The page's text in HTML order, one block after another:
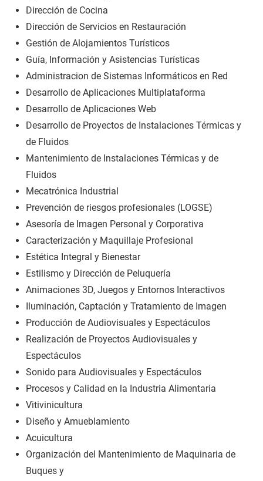
Dirección de Cocina
Dirección de Servicios en Restauración
Gestión de Alojamientos Turísticos
Guía, Información y Asistencias Turísticas
Administracion de Sistemas Informáticos en Red
Desarrollo de Aplicaciones Multiplataforma
Desarrollo de Aplicaciones Web
Desarrollo de Proyectos de Instalaciones Térmicas y
de Fluidos
Mantenimiento de Instalaciones Térmicas y de
Fluidos
Mecatrónica Industrial
Prevención de riesgos profesionales (LOGSE)
Asesoría de Imagen Personal y Corporativa
Caracterización y Maquillaje Profesional
Estética Integral y Bienestar
Estilismo y Dirección de Peluquería
Animaciones 3D, Juegos y Entornos Interactivos
Iluminación, Captación y Tratamiento de Imagen
Producción de Audiovisuales y Espectáculos
Realización de Proyectos Audiovisuales y
Espectáculos
Sonido para Audiovisuales y Espectáculos
Procesos y Calidad en la Industria Alimentaria
Vitivinicultura
Diseño y Amueblamiento
Acuicultura
Organización del Mantenimiento de Maquinaria de
Buques y